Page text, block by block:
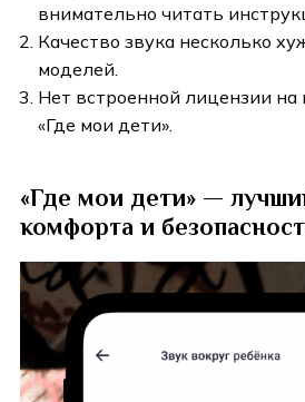
внимательно читать
Качество звука несколько
моделей.
Нет встроенной лицензии
«Где мои дети».
«Где мои дети» —
комфорта и